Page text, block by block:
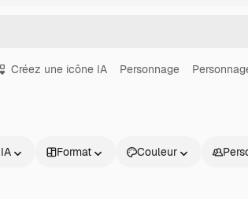
Créez une icône IA Personnage
Format Couleur